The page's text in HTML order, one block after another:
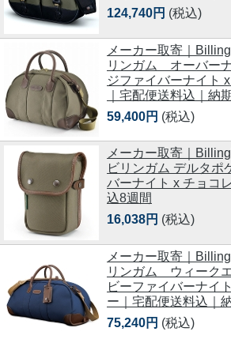
124,740円 (税込)
メーカー取寄｜
リンガム オーバー
ジファイバーナイト
｜宅配便送料込｜納
59,400円 (税込)
メーカー取寄｜
ビリンガム デルタポ
バーナイト x チョコ
込8週間
16,038円 (税込)
メーカー取寄｜
リンガム ウィーク
ビーファイバーナイ
ー｜宅配便送料込｜
75,240円 (税込)